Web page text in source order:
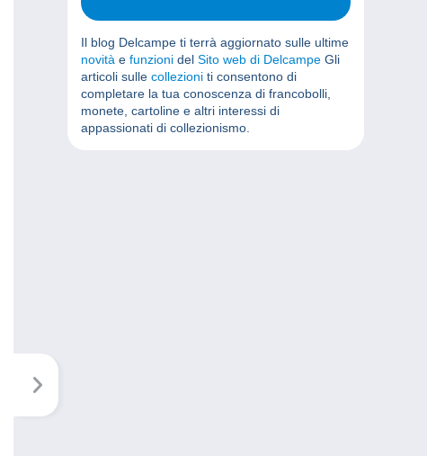
Il blog Delcampe ti terrà aggiornato sulle ultime
novità e funzioni del Sito web di Delcampe Gli
articoli sulle collezioni ti consentono di
completare la tua conoscenza di francobolli,
monete, cartoline e altri interessi di
appassionati di collezionismo.